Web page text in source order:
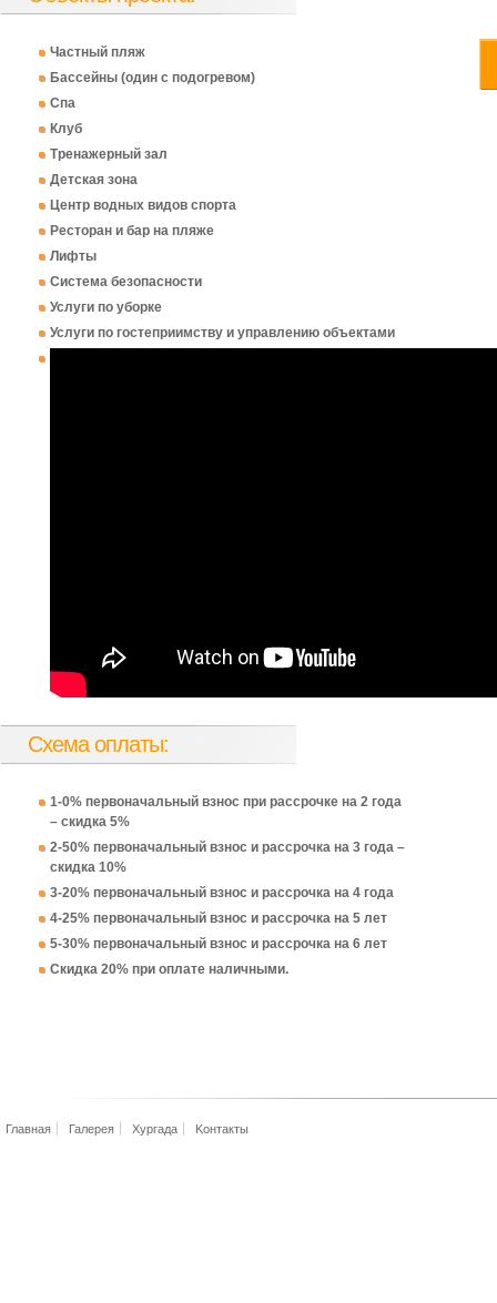
Частный пляж
Бассейны (один с подогревом)
Спа
Клуб
Тренажерный зал
Детская зона
Центр водных видов спорта
Ресторан и бар на пляже
Лифты
Система безопасности
Услуги по уборке
Услуги по гостеприимству и управлению объектами
Схема оплаты:
1-0% первоначальный взнос при рассрочке на 2 года
– скидка 5%
2-50% первоначальный взнос и рассрочка на 3 года –
скидка 10%
3-20% первоначальный взнос и рассрочка на 4 года
4-25% первоначальный взнос и рассрочка на 5 лет
5-30% первоначальный взнос и рассрочка на 6 лет
Скидка 20% при оплате наличными.
Главная Галерея Хургада Kонтакты